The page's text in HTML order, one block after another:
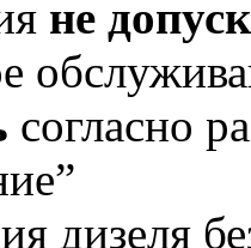
не
согласно
дизеля